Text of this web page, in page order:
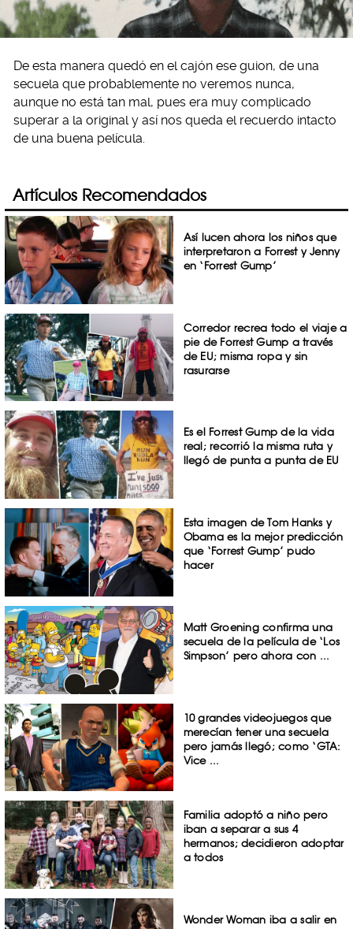
De esta manera quedó en el cajón ese guion, de una
secuela que probablemente no veremos nunca,
aunque no está tan mal, pues era muy complicado
superar a la original y así nos queda el recuerdo intacto
de una buena película.
Artículos Recomendados
Así lucen ahora los niños que
interpretaron a Forrest y Jenny
en ‘Forrest Gump’
Corredor recrea todo el viaje a
pie de Forrest Gump a través
de EU; misma ropa y sin
rasurarse
Es el Forrest Gump de la vida
real; recorrió la misma ruta y
llegó de punta a punta de EU
Esta imagen de Tom Hanks y
Obama es la mejor predicción
que ‘Forrest Gump’ pudo
hacer
Matt Groening confirma una
secuela de la película de ‘Los
Simpson’ pero ahora con ...
10 grandes videojuegos que
merecían tener una secuela
pero jamás llegó; como ‘GTA:
Vice ...
Familia adoptó a niño pero
iban a separar a sus 4
hermanos; decidieron adoptar
a todos
Wonder Woman iba a salir en